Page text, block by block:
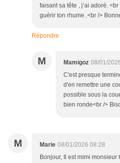
faisant sa tête , j’ai adoré.
guérir ton rhume .<br />
Répondre
M Mamigoz 08/01/
C'est presque
d'en remettre une
possible sous la
bien ronde<br />
M Marie 08/01/2026 08:28
Bonjour, Il est mimi monsieur